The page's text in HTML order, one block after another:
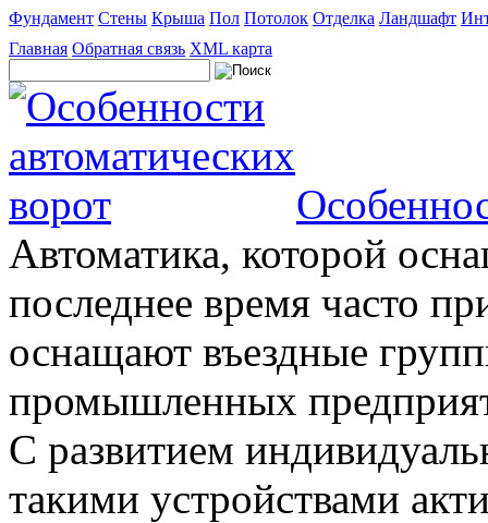
Фундамент Стены Крыша Пол Потолок Отделка Ландшафт
Главная Обратная связь XML карта
Автоматика, которой
последнее время часто
оснащают въездные
промышленных
С развитием
такими устройствами